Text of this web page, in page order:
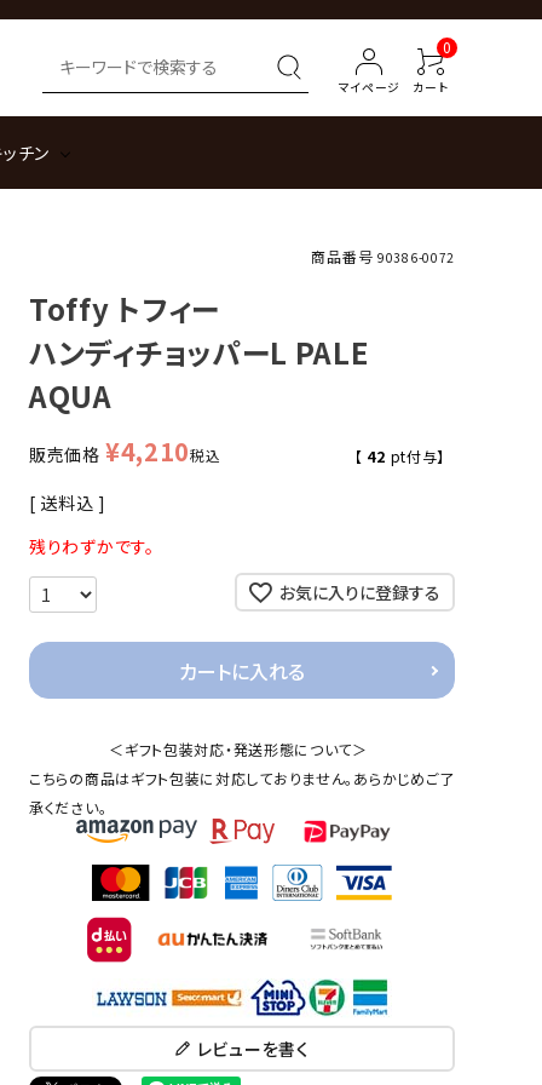
マイページ
0
カート
チン
商品番号 90386-0072
Toffy トフィー
ハンディチョッパーL PALE
AQUA
販売価格 ¥4,210税込 【 42 pt付与】
送料込
残りわずかです。
お気に入りに登録する
カートに入れる
＜ギフト包装対応・発送形態について＞
こちらの商品はギフト包装に対応しておりません。あらかじめご了
承ください。
レビューを書く